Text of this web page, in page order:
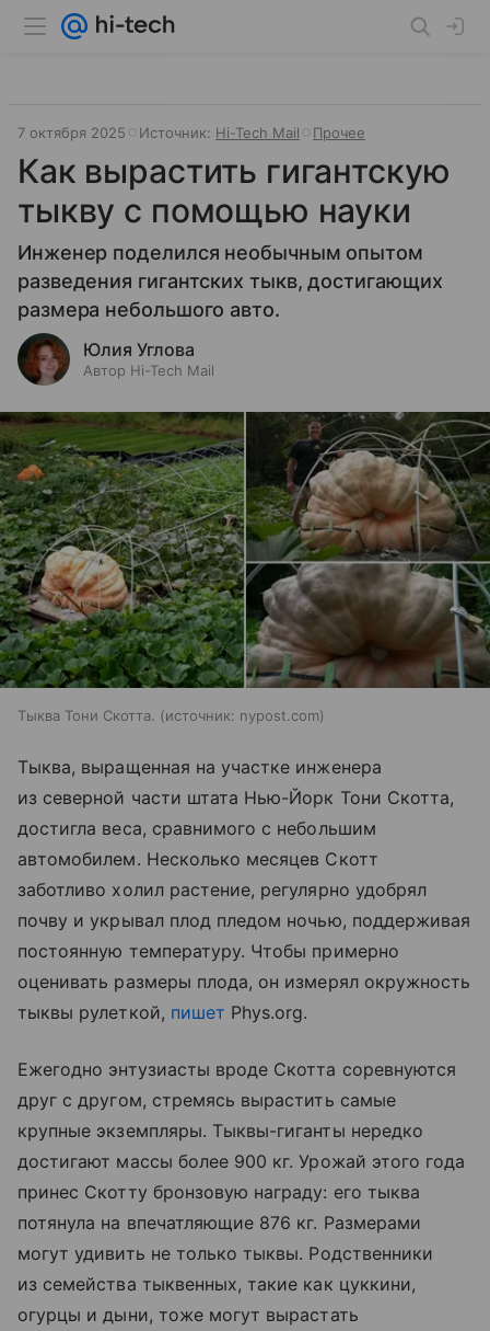
7 октября 2025 Источник: Hi-Tech Mail Прочее
Как вырастить гигантскую
тыкву с помощью науки
Инженер поделился необычным опытом
разведения гигантских тыкв, достигающих
размера небольшого авто.
Юлия Углова
Автор Hi-Tech Mail
Тыква Тони Скотта. источник: nypost.com
Тыква, выращенная на участке инженера
из северной части штата Нью-Йорк Тони Скотта,
достигла веса, сравнимого с небольшим
автомобилем. Несколько месяцев Скотт
заботливо холил растение, регулярно удобрял
почву и укрывал плод пледом ночью, поддерживая
постоянную температуру. Чтобы примерно
оценивать размеры плода, он измерял окружность
тыквы рулеткой, пишет Phys.org.
Ежегодно энтузиасты вроде Скотта соревнуются
друг с другом, стремясь вырастить самые
крупные экземпляры. Тыквы-гиганты нередко
достигают массы более 900 кг. Урожай этого года
принес Скотту бронзовую награду: его тыква
потянула на впечатляющие 876 кг. Размерами
могут удивить не только тыквы. Родственники
из семейства тыквенных, такие как цуккини,
огурцы и дыни, тоже могут вырастать